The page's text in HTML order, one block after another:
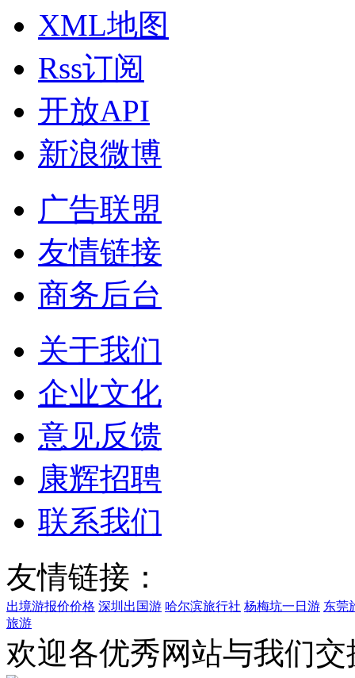
XML地图
Rss订阅
开放API
新浪微博
广告联盟
友情链接
商务后台
关于我们
企业文化
意见反馈
康辉招聘
联系我们
友情链接：
出境游报价价格 深圳出国游 哈尔滨旅行社 杨梅坑一日游 东莞
旅游
欢迎各优秀网站与我们交